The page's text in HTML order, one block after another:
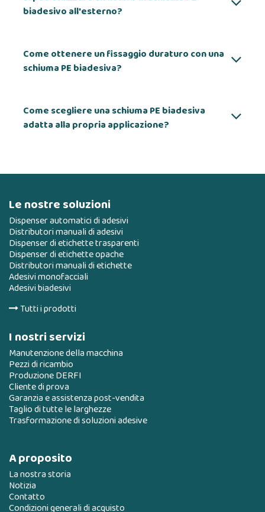
biadesivo all'esterno?
Come ottenere un fissaggio duraturo con una
schiuma PE biadesiva?
Come scegliere una schiuma PE biadesiva
adatta alla propria applicazione?
Le nostre soluzioni
Dispenser automatici di adesivi
Distributori manuali di adesivi
Dispenser di etichette trasparenti
Dispenser di etichette opache
Distributori manuali di etichette
Adesivi monofacciali
Adesivi biadesivi
Tutti i prodotti
I nostri servizi
Manutenzione della macchina
Pezzi di ricambio
Produzione DERFI
Cliente di prova
Garanzia e assistenza post-vendita
Taglio di tutte le larghezze
Trasformazione di soluzioni adesive
A proposito
La nostra storia
Notizia
Contatto
Condizioni generali di acquisto